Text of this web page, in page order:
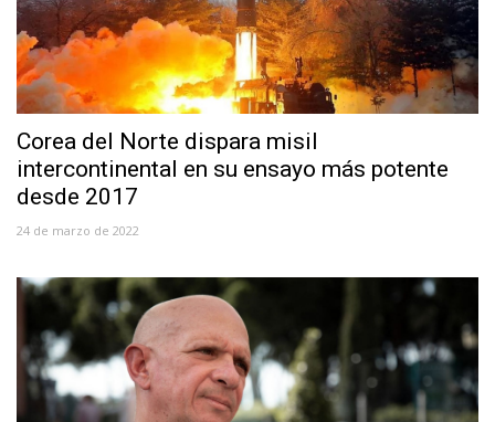
Corea del Norte dispara misil
intercontinental en su ensayo más potente
desde 2017
24 de marzo de 2022